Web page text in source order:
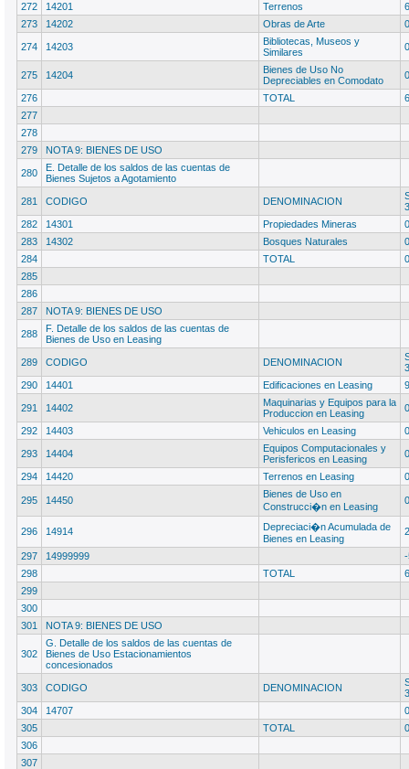
272
14201 Terrenos
273
14202 Obras de Arte 0
274 14203
Bibliotecas, Museos y
Similares
0
275 14204
Bienes de Uso No
Depreciables en Comodato
0
276 TOTAL
277
278
279
NOTA 9: BIENES DE USO
280
E. Detalle de los saldos de las cuentas de
Bienes Sujetos a Agotamiento
281 CODIGO DENOMINACION
282
14301 Propiedades Mineras
0
283
14302 Bosques Naturales
0
284
TOTAL
0
285
286
287
NOTA 9: BIENES DE USO
288
F. Detalle de los saldos de las cuentas de
Bienes de Uso en Leasing
289 CODIGO DENOMINACION
290
14401 Edificaciones en Leasing
291 14402
Maquinarias y Equipos para la
Produccion en Leasing
0
292 14403 Vehiculos en Leasing 0
293 14404
Equipos Computacionales y
Perisfericos en Leasing
0
294 14420 Terrenos en Leasing 0
295 14450
Bienes de Uso en
Construcci�n en Leasing
0
296 14914
Depreciaci�n Acumulada de
Bienes en Leasing
297 14999999
298
TOTAL
299
300
301
NOTA 9: BIENES DE USO
302
G. Detalle de los saldos de las cuentas de
Bienes de Uso Estacionamientos
concesionados
303 CODIGO DENOMINACION
304
14707
0
305
TOTAL
0
306
307